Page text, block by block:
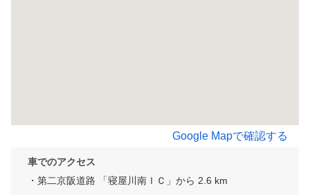
Google Mapで確認する
車でのアクセス
・第二京阪道路 「寝屋川南ＩＣ」から 2.6 km